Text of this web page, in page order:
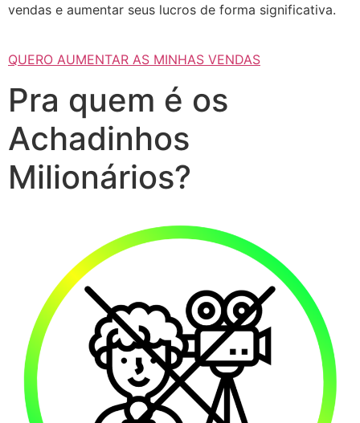
vendas e aumentar seus lucros de forma significativa.
QUERO AUMENTAR AS MINHAS VENDAS
Pra quem é os
Achadinhos
Milionários?